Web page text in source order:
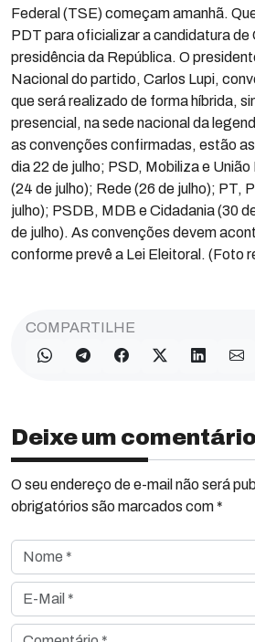
Federal (TSE) começam amanhã.
PDT para oficializar a candidatura de
presidência da República. O
Nacional do partido, Carlos Lupi,
que será realizado de forma híbrida,
presencial, na sede nacional da
as convenções confirmadas, estão
dia 22 de julho; PSD, Mobiliza e
(24 de julho); Rede (26 de julho); PT,
julho); PSDB, MDB e Cidadania (30
de julho). As convenções devem
conforme prevê a Lei Eleitoral. (Foto
COMPARTILHE
Deixe um comentário
O seu endereço de e-mail não será
obrigatórios são marcados com *
Nome *
E-Mail *
Comentário *